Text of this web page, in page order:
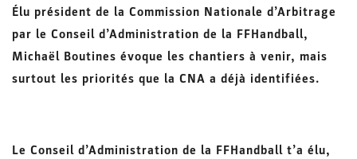
Élu président de la Commission Nationale d’Arbitrage
par le Conseil d’Administration de la FFHandball,
Michaël Boutines évoque les chantiers à venir, mais
surtout les priorités que la CNA a déjà identifiées.
Le Conseil d’Administration de la FFHandball t’a élu,